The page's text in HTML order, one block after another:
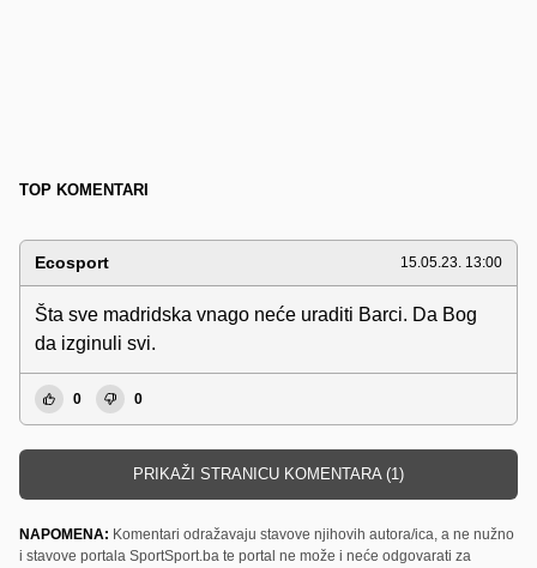
TOP KOMENTARI
Ecosport 15.05.23. 13:00
Šta sve madridska vnago neće uraditi Barci. Da Bog
da izginuli svi.
0 0
PRIKAŽI STRANICU KOMENTARA (1)
NAPOMENA: Komentari odražavaju stavove njihovih autora/ica, a ne nužno
i stavove portala SportSport.ba te portal ne može i neće odgovarati za